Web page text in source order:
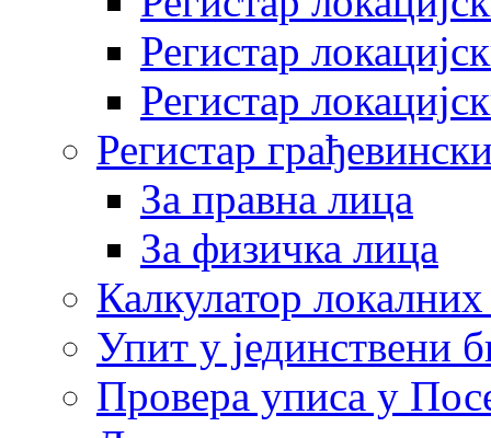
Регистар
Регистар
Регистар
За правна лица
За физичка лица
Калкулатор
Упит у јединствени
Провера уписа у